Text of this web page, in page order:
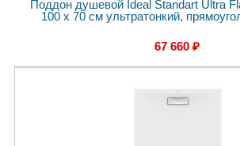
Поддон душевой Ideal Standart Ultra
100 x 70 см ультратонкий,
67 660 ₽